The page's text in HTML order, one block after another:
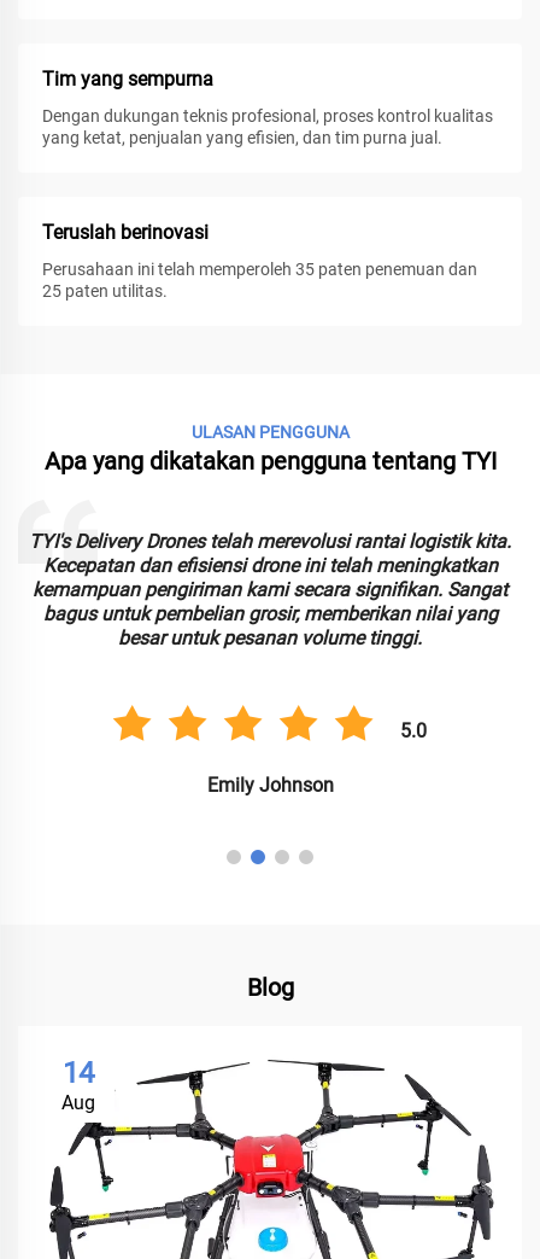
Tim yang sempurna
Dengan dukungan teknis profesional, proses kontrol kualitas
yang ketat, penjualan yang efisien, dan tim purna jual.
Teruslah berinovasi
Perusahaan ini telah memperoleh 35 paten penemuan dan
25 paten utilitas.
ULASAN PENGGUNA
Apa yang dikatakan pengguna tentang TYI
TYI's Delivery Drones telah merevolusi rantai logistik kita.
Kecepatan dan efisiensi drone ini telah meningkatkan
kemampuan pengiriman kami secara signifikan. Sangat
bagus untuk pembelian grosir, memberikan nilai yang
besar untuk pesanan volume tinggi.
5.0
Emily Johnson
Blog
14
Aug